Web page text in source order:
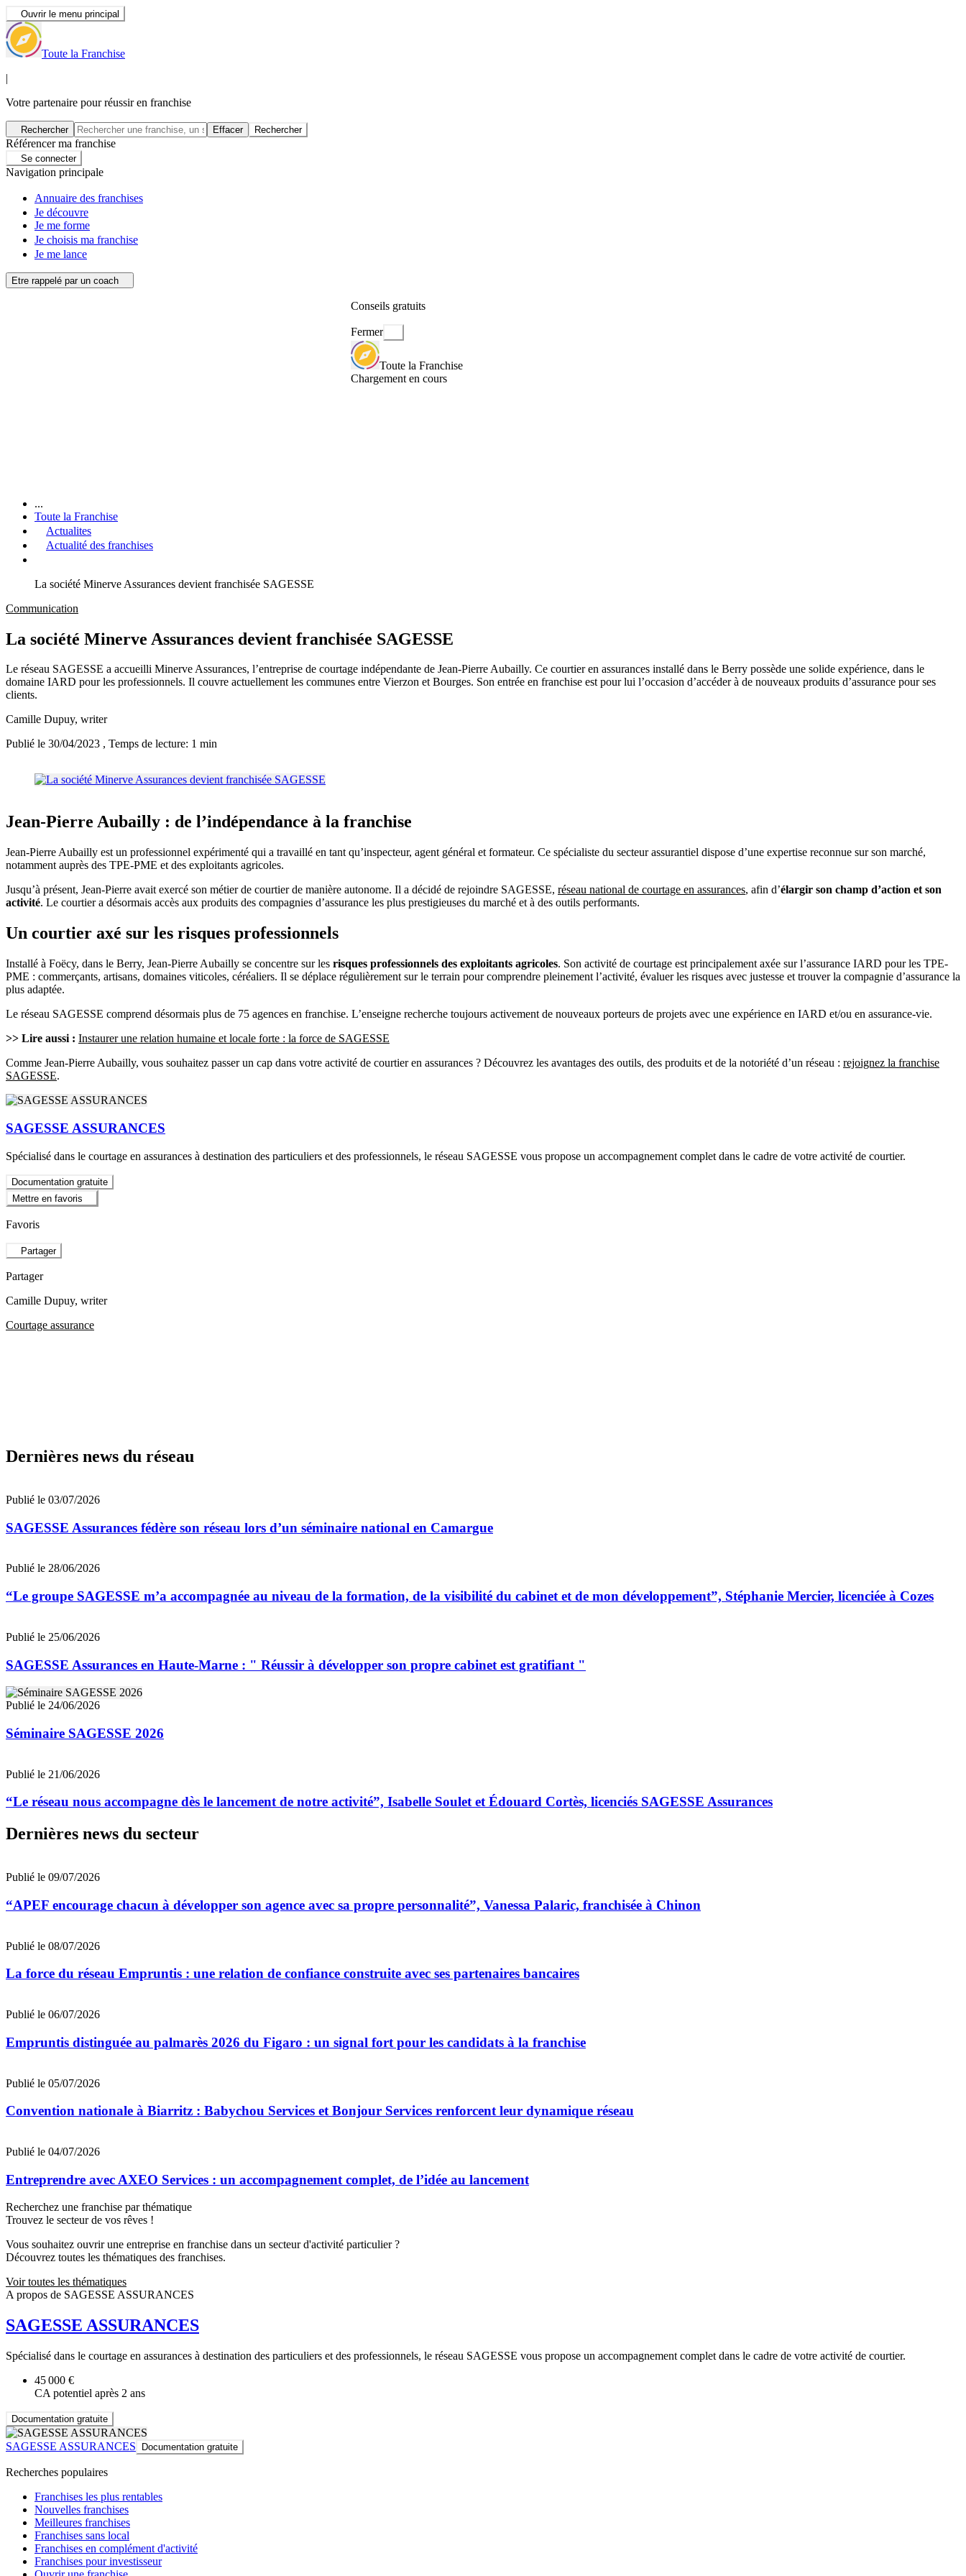
Ouvrir le menu principal
Toute la Franchise
|
Votre partenaire pour réussir en franchise
Rechercher Effacer Rechercher
Référencer ma franchise
Se connecter
Navigation principale
Annuaire des franchises
Je découvre
Je me forme
Je choisis ma franchise
Je me lance
Etre rappelé par un coach
Conseils gratuits
Fermer
Toute la Franchise
Chargement en cours
...
Toute la Franchise
Actualites
Actualité des franchises
La société Minerve Assurances devient franchisée SAGESSE
Communication
La société Minerve Assurances devient franchisée SAGESSE
Le réseau SAGESSE a accueilli Minerve Assurances, l’entreprise de courtage indépendante de Jean-Pierre Aubailly. Ce courtier en assurances installé dans le Berry possède une solide expérience, dans le
domaine IARD pour les professionnels. Il couvre actuellement les communes entre Vierzon et Bourges. Son entrée en franchise est pour lui l’occasion d’accéder à de nouveaux produits d’assurance pour ses
clients.
Camille Dupuy, writer
Publié le 30/04/2023 , Temps de lecture: 1 min
Jean-Pierre Aubailly : de l’indépendance à la franchise
Jean-Pierre Aubailly est un professionnel expérimenté qui a travaillé en tant qu’inspecteur, agent général et formateur. Ce spécialiste du secteur assurantiel dispose d’une expertise reconnue sur son marché,
notamment auprès des TPE-PME et des exploitants agricoles.
Jusqu’à présent, Jean-Pierre avait exercé son métier de courtier de manière autonome. Il a décidé de rejoindre SAGESSE, réseau national de courtage en assurances, afin d’élargir son champ d’action et son
activité. Le courtier a désormais accès aux produits des compagnies d’assurance les plus prestigieuses du marché et à des outils performants.
Un courtier axé sur les risques professionnels
Installé à Foëcy, dans le Berry, Jean-Pierre Aubailly se concentre sur les risques professionnels des exploitants agricoles. Son activité de courtage est principalement axée sur l’assurance IARD pour les TPE-
PME : commerçants, artisans, domaines viticoles, céréaliers. Il se déplace régulièrement sur le terrain pour comprendre pleinement l’activité, évaluer les risques avec justesse et trouver la compagnie d’assurance la
plus adaptée.
Le réseau SAGESSE comprend désormais plus de 75 agences en franchise. L’enseigne recherche toujours activement de nouveaux porteurs de projets avec une expérience en IARD et/ou en assurance-vie.
>> Lire aussi : Instaurer une relation humaine et locale forte : la force de SAGESSE
Comme Jean-Pierre Aubailly, vous souhaitez passer un cap dans votre activité de courtier en assurances ? Découvrez les avantages des outils, des produits et de la notoriété d’un réseau : rejoignez la franchise
SAGESSE.
SAGESSE ASSURANCES
Spécialisé dans le courtage en assurances à destination des particuliers et des professionnels, le réseau SAGESSE vous propose un accompagnement complet dans le cadre de votre activité de courtier.
Documentation gratuite
Mettre en favoris
Favoris
Partager
Partager
Camille Dupuy, writer
Courtage assurance
Dernières news du réseau
Publié le 03/07/2026
SAGESSE Assurances fédère son réseau lors d’un séminaire national en Camargue
Publié le 28/06/2026
“Le groupe SAGESSE m’a accompagnée au niveau de la formation, de la visibilité du cabinet et de mon développement”, Stéphanie Mercier, licenciée à Cozes
Publié le 25/06/2026
SAGESSE Assurances en Haute-Marne : " Réussir à développer son propre cabinet est gratifiant "
Publié le 24/06/2026
Séminaire SAGESSE 2026
Publié le 21/06/2026
“Le réseau nous accompagne dès le lancement de notre activité”, Isabelle Soulet et Édouard Cortès, licenciés SAGESSE Assurances
Dernières news du secteur
Publié le 09/07/2026
“APEF encourage chacun à développer son agence avec sa propre personnalité”, Vanessa Palaric, franchisée à Chinon
Publié le 08/07/2026
La force du réseau Empruntis : une relation de confiance construite avec ses partenaires bancaires
Publié le 06/07/2026
Empruntis distinguée au palmarès 2026 du Figaro : un signal fort pour les candidats à la franchise
Publié le 05/07/2026
Convention nationale à Biarritz : Babychou Services et Bonjour Services renforcent leur dynamique réseau
Publié le 04/07/2026
Entreprendre avec AXEO Services : un accompagnement complet, de l’idée au lancement
Recherchez une franchise par thématique
Trouvez le secteur de vos rêves !
Vous souhaitez ouvrir une entreprise en franchise dans un secteur d'activité particulier ?
Découvrez toutes les thématiques des franchises.
Voir toutes les thématiques
A propos de SAGESSE ASSURANCES
SAGESSE ASSURANCES
Spécialisé dans le courtage en assurances à destination des particuliers et des professionnels, le réseau SAGESSE vous propose un accompagnement complet dans le cadre de votre activité de courtier.
45 000 €
CA potentiel après 2 ans
Documentation gratuite
SAGESSE ASSURANCES Documentation gratuite
Recherches populaires
Franchises les plus rentables
Nouvelles franchises
Meilleures franchises
Franchises sans local
Franchises en complément d'activité
Franchises pour investisseur